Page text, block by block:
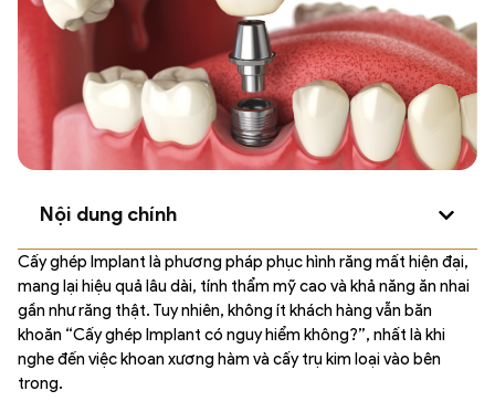
Nội dung chính
Cấy ghép Implant là phương pháp phục hình răng mất hiện đại,
mang lại hiệu quả lâu dài, tính thẩm mỹ cao và khả năng ăn nhai
gần như răng thật. Tuy nhiên, không ít khách hàng vẫn băn
khoăn “Cấy ghép Implant có nguy hiểm không?”, nhất là khi
nghe đến việc khoan xương hàm và cấy trụ kim loại vào bên
trong.